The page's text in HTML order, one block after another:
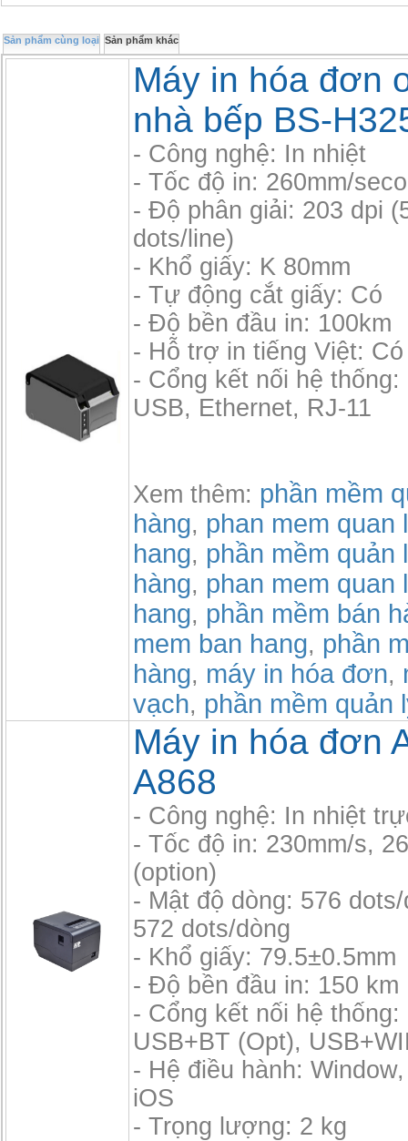
Sản phẩm cùng loại Sản phẩm khác
Máy in hóa đơn
nhà bếp BS-
- Công nghệ: In nhiệt
- Tốc độ in: 260mm/
- Độ phân giải: 203 dpi
dots/line)
- Khổ giấy: K 80mm
- Tự động cắt giấy: Có
- Độ bền đầu in: 100km
- Hỗ trợ in tiếng Việt: Có
- Cổng kết nối hệ thống:
USB, Ethernet, RJ-11
Xem thêm: phần mềm
hàng, phan mem quan
hang, phần mềm quản
hàng, phan mem quan
hang, phần mềm bán
mem ban hang, phần
hàng, máy in hóa đơn,
vạch, phần mềm quản
Máy in hóa đơn
A868
- Công nghệ: In nhiệt
- Tốc độ in: 230mm/s,
(option)
- Mật độ dòng: 576
572 dots/dòng
- Khổ giấy: 79.5±0.5mm
- Độ bền đầu in: 150 km
- Cổng kết nối hệ thống:
USB+BT (Opt),
- Hệ điều hành:
iOS
- Trọng lượng: 2 kg